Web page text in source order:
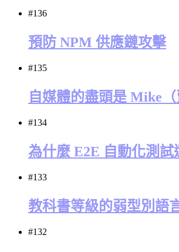
#136
預防 NPM 供應鏈攻擊
#135
自媒體的盡頭是 Mike（
#134
為什麼 E2E 自動化測
#133
教科書等級的弱型別語
#132